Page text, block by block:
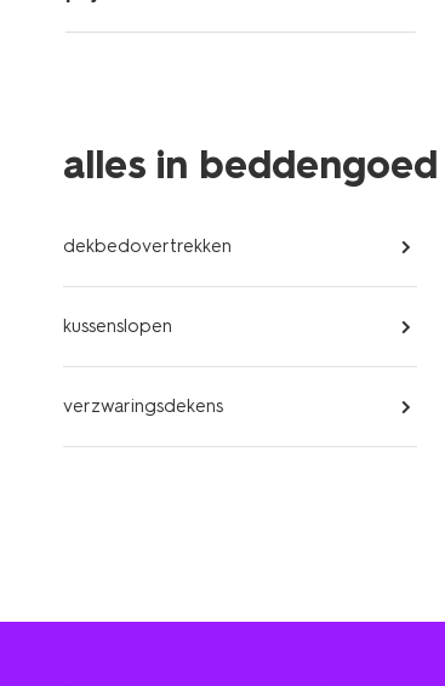
alles in beddengoed
dekbedovertrekken
kussenslopen
verzwaringsdekens